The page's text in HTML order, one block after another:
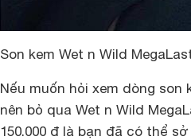
Son kem Wet n Wild
Nếu muốn hỏi xem dòng
nên bỏ qua Wet n Wild
150.000 đ là bạn đã có thể